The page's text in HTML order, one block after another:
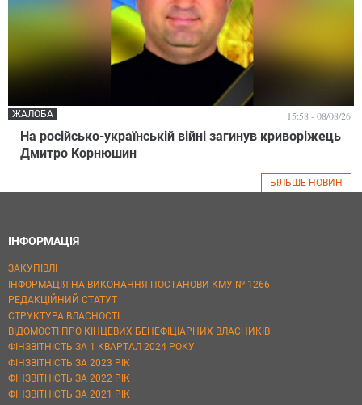
На російсько-українській війні загинув криворіжець
Дмитро Корнюшин
ЖАЛОБА 15:58 - 08/08/26
БІЛЬШЕ НОВИН
ІНФОРМАЦІЯ
ЗАКУПІВЛІ
ІНФОРМАЦІЯ НА ВИКОНАННЯ ПОСТАНОВИ КМУ № 1266
РЕДАКЦІЙНИЙ СТАТУТ
СТРУКТУРА ВЛАСНОСТІ
ВІДОМОСТІ ПРО КІНЦЕВИХ БЕНЕФІЦІАРНИХ ВЛАСНИКІВ
ФІНЗВІТНІСТЬ ЗА 1 КВАРТАЛ 2024 РОКУ
ФІНЗВІТНІСТЬ ЗА 2023 РІК
ФІНЗВІТНІСТЬ ЗА 2022 РІК
ФІНЗВІТНІСТЬ ЗА 2021 РІК